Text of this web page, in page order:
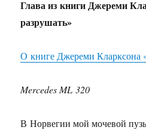
Глава из книги Джереми
разрушать»
О книге Джереми Кларксона
Mercedes ML 320
В Норвегии мой мочевой